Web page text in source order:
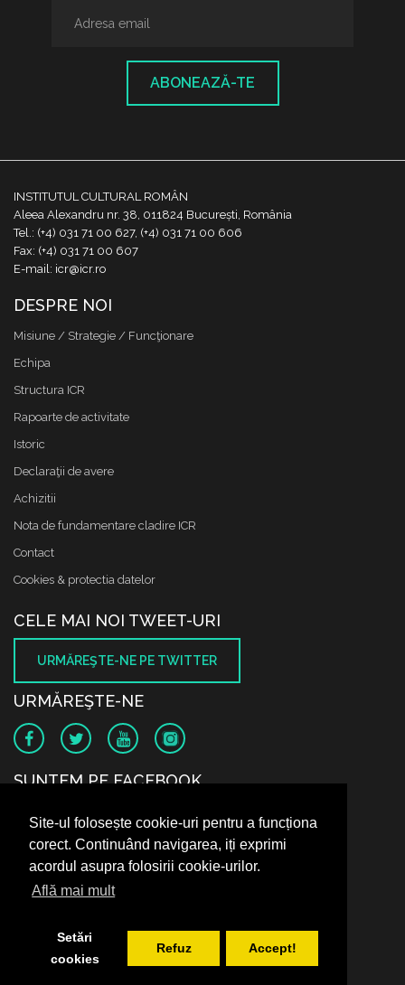
Site-ul folosește cookie-uri pentru a funcționa
corect. Continuând navigarea, iți exprimi
acordul asupra folosirii cookie-urilor.
Află mai mult
Setări
cookies
Refuz Accept!
ABONEAZĂ-TE
INSTITUTUL CULTURAL ROMÂN
Aleea Alexandru nr. 38, 011824 București, România
Tel.: (+4) 031 71 00 627, (+4) 031 71 00 606
Fax: (+4) 031 71 00 607
E-mail: icr@icr.ro
DESPRE NOI
Misiune / Strategie / Funcţionare
Echipa
Structura ICR
Rapoarte de activitate
Istoric
Declaraţii de avere
Achizitii
Nota de fundamentare cladire ICR
Contact
Cookies & protectia datelor
CELE MAI NOI TWEET-URI
URMĂREŞTE-NE PE TWITTER
URMĂREŞTE-NE
SUNTEM PE FACEBOOK